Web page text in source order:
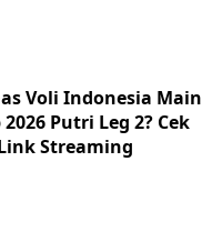
Voli Indonesia Main
2026 Putri Leg 2? Cek
Streaming